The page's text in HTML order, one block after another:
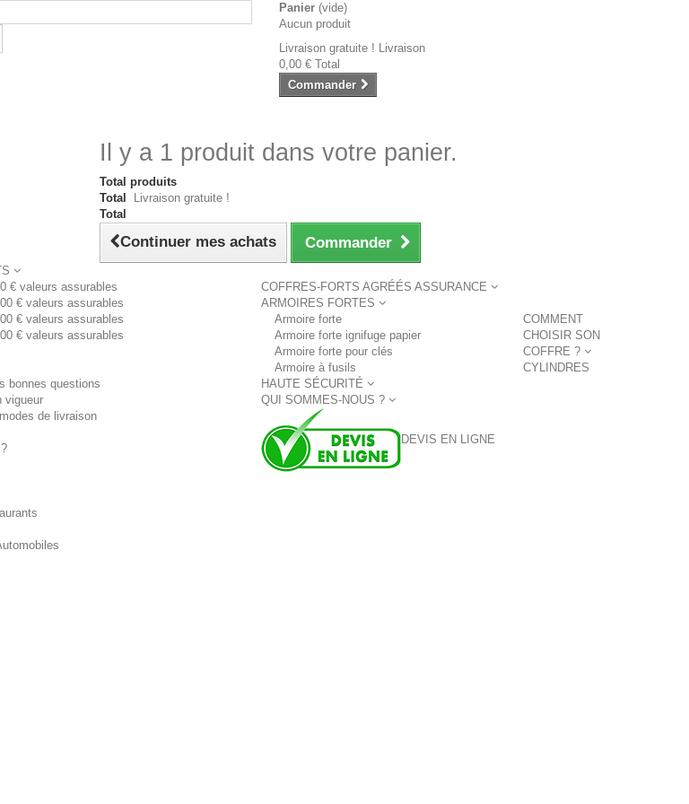
Panier (vide)
Aucun produit
Livraison gratuite ! Livraison
0,00 € Total
Commander
Il y a 1 produit dans votre panier.
Total produits
Total
Livraison gratuite !
Total
Continuer mes achats Commander
COFFRES-FORTS AGRÉÉS ASSURANCE
€ valeurs assurables
€ valeurs assurables
€ valeurs assurables
€ valeurs assurables
ARMOIRES FORTES
Armoire forte
Armoire forte ignifuge papier
Armoire forte pour clés
Armoire à fusils
COMMENT
CHOISIR SON
COFFRE ?
bonnes questions
vigueur
de livraison
CYLINDRES
HAUTE SÉCURITÉ
QUI SOMMES-NOUS ?
DEVIS EN LIGNE